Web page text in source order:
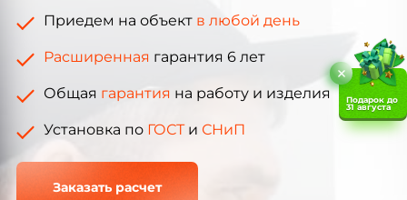
Приедем на объект в любой день
Расширенная гарантия 6 лет
Общая гарантия на работу и изделия
Установка по ГОСТи СНиП
Заказать расчет
Подарок до
31 августа